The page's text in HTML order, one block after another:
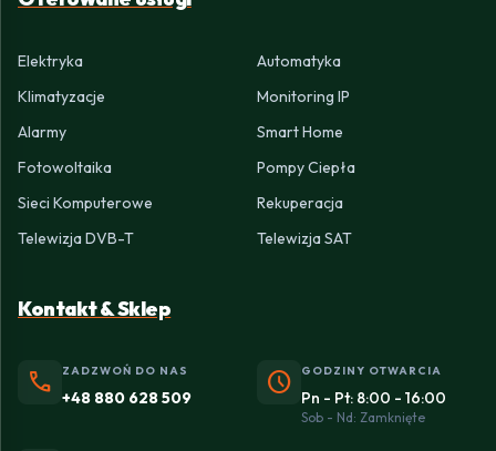
Elektryka
Automatyka
Klimatyzacje
Monitoring IP
Alarmy
Smart Home
Fotowoltaika
Pompy Ciepła
Sieci Komputerowe
Rekuperacja
Telewizja DVB-T
Telewizja SAT
Kontakt & Sklep
phone ZADZWOŃ DO NAS
+48 880 628 509 schedule GODZINY OTWARCIA
Pn - Pt: 8:00 - 16:00
Sob - Nd: Zamknięte